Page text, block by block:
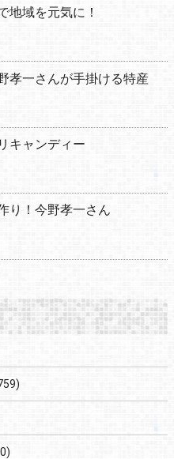
地域を元気に！
一さんが手掛ける特産
キャンディー
り！今野孝一さん